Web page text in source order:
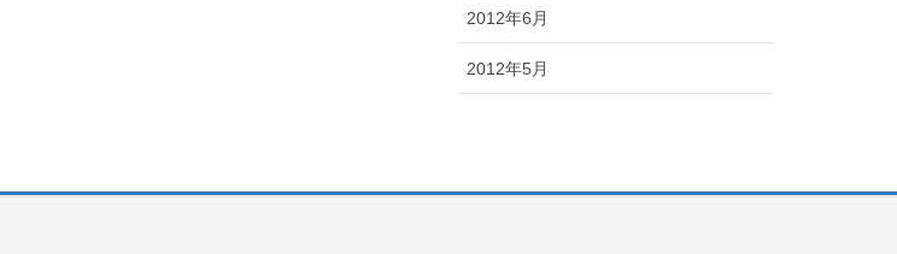
2012年6月
2012年5月